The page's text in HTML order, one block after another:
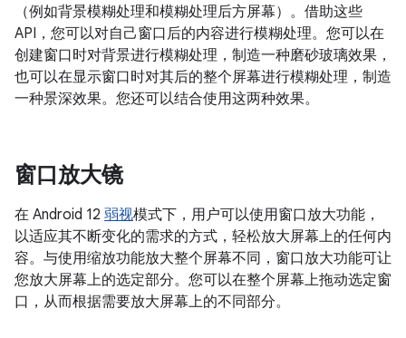
（例如背景模糊处理和模糊处理后方屏幕）。借助这些
API，您可以对自己窗口后的内容进行模糊处理。您可以在
创建窗口时对背景进行模糊处理，制造一种磨砂玻璃效果，
也可以在显示窗口时对其后的整个屏幕进行模糊处理，制造
一种景深效果。您还可以结合使用这两种效果。
窗口放大镜
在 Android 12 弱视模式下，用户可以使用窗口放大功能，
以适应其不断变化的需求的方式，轻松放大屏幕上的任何内
容。与使用缩放功能放大整个屏幕不同，窗口放大功能可让
您放大屏幕上的选定部分。您可以在整个屏幕上拖动选定窗
口，从而根据需要放大屏幕上的不同部分。